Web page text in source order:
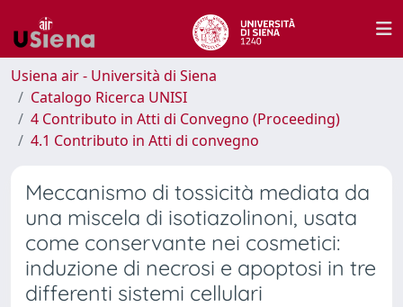
Usiena air - Università di Siena
Catalogo Ricerca UNISI
4 Contributo in Atti di Convegno (Proceeding)
4.1 Contributo in Atti di convegno
Meccanismo di tossicità mediata da
una miscela di isotiazolinoni, usata
come conservante nei cosmetici:
induzione di necrosi e apoptosi in tre
differenti sistemi cellulari